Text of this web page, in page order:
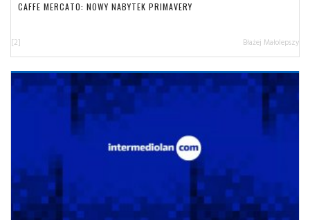
CAFFE MERCATO: NOWY NABYTEK PRIMAVERY
[2] Błażej Małolepszy